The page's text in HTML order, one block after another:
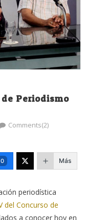
Periodismo
Comments(2)
0 Más
periodística
del Concurso de
a conocer hoy en